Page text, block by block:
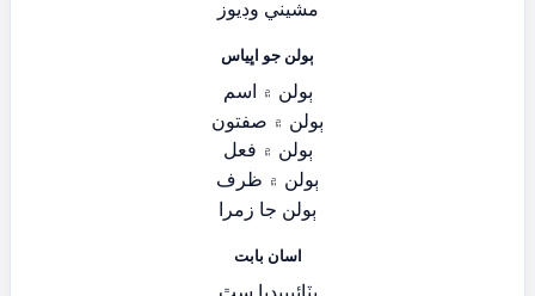
مشيني وڊيوز
ٻولن جو اڀياس
ٻولن ۾ اسم
ٻولن ۾ صفتون
ٻولن ۾ فعل
ٻولن ۾ ظرف
ٻولن جا زمرا
اسان بابت
ڀٽائيپيڊيا سٿ